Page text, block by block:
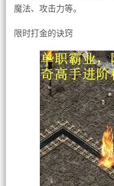
魔法、攻击力等。
限时打金的诀窍